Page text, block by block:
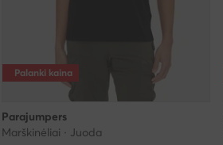
Palanki kaina
Parajumpers
Marškinėliai · Juoda